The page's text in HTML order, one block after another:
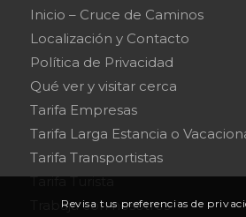
Inicio – Cruce de Caminos
Localización y Contacto
Política de Privacidad
Qué ver y visitar cerca
Tarifa Empresas
Tarifa Larga Estancia o
Tarifa Transportistas
Tarifa Turista
Trabaja con nosotros
Revisa tus preferencias de